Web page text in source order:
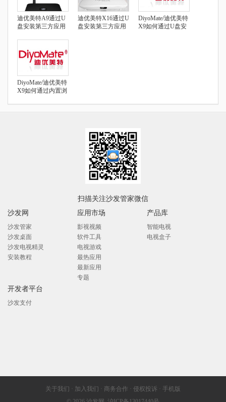
迪优美特A9通过U
盘安装第三方应用
迪优美特X16通过U
盘安装第三方应用
DiyoMate/迪优美特
X9如何通过U盘安
DiyoMate/迪优美特
X9如何通过内置浏
扫描关注沙发管家微信
沙发网
沙发管家
沙发桌面
沙发电视精灵
安装教程
应用市场
影视视频
软件工具
电视游戏
最热应用
最新应用
专题
产品库
智能电视
电视盒子
开发者平台
沙发支付
关于我们 · 加入我们 · 商务合作 · 侵权投诉 · 手机版